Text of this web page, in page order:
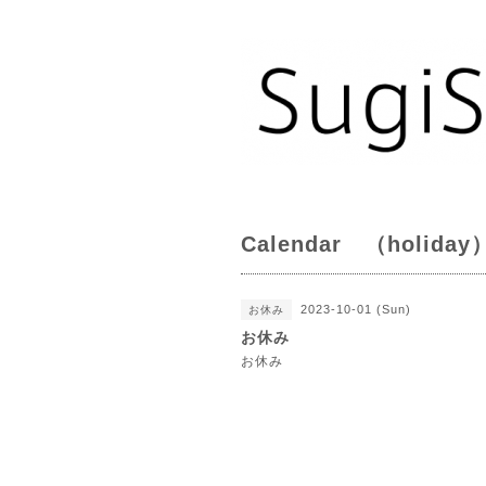
Calendar （holiday
お休み 2023-10-01 (Sun)
お休み
お休み